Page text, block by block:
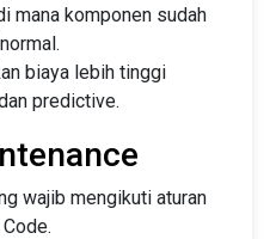
mana komponen sudah
biaya lebih tinggi
predictive.
wajib mengikuti aturan